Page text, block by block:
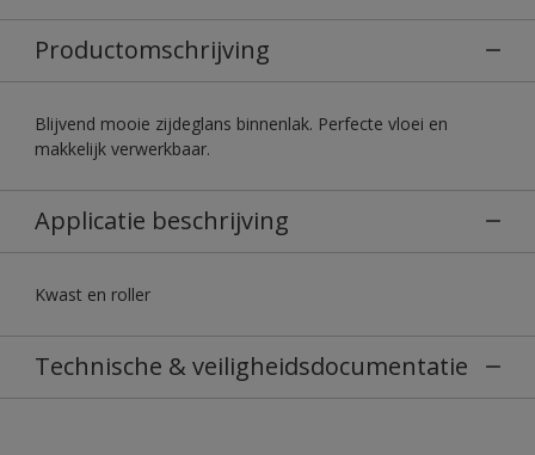
Productomschrijving
Blijvend mooie zijdeglans binnenlak. Perfecte vloei en
makkelijk verwerkbaar.
Applicatie beschrijving
Kwast en roller
Technische & veiligheidsdocumentatie